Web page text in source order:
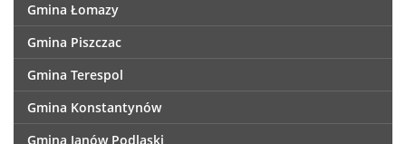
Gmina Łomazy
Gmina Piszczac
Gmina Terespol
Gmina Konstantynów
Gmina Janów Podlaski